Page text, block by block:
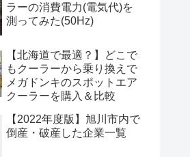
ラーの消費電力(電気代)を
測ってみた(50Hz)
【北海道で最適？】どこで
もクーラーから乗り換えで
メガドンキのスポットエア
クーラーを購入＆比較
【2022年度版】旭川市内で
倒産・破産した企業一覧